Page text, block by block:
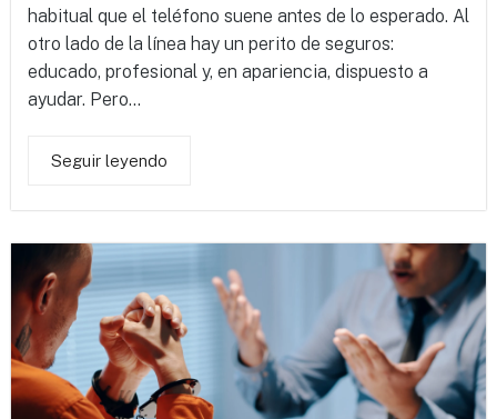
habitual que el teléfono suene antes de lo esperado. Al
otro lado de la línea hay un perito de seguros:
educado, profesional y, en apariencia, dispuesto a
ayudar. Pero...
Seguir leyendo